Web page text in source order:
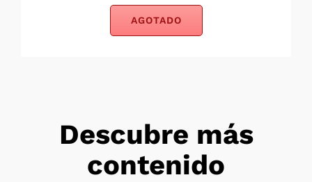
AGOTADO
Descubre más
contenido